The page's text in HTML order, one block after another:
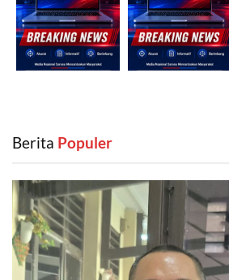
Berita ‎ Populer